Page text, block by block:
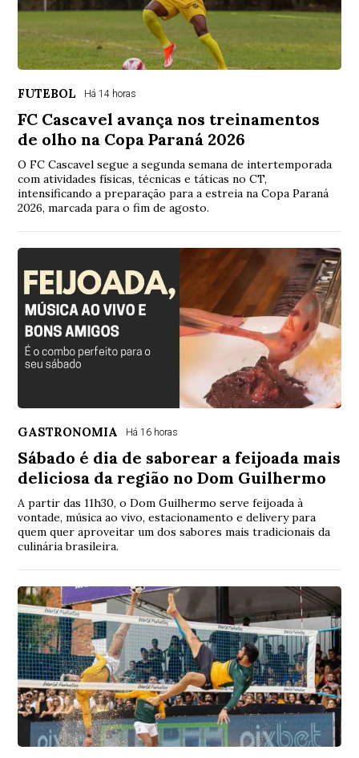
FUTEBOL Há 14 horas
FC Cascavel avança nos treinamentos
de olho na Copa Paraná 2026
O FC Cascavel segue a segunda semana de intertemporada
com atividades físicas, técnicas e táticas no CT,
intensificando a preparação para a estreia na Copa Paraná
2026, marcada para o fim de agosto.
GASTRONOMIA Há 16 horas
Sábado é dia de saborear a feijoada mais
deliciosa da região no Dom Guilhermo
A partir das 11h30, o Dom Guilhermo serve feijoada à
vontade, música ao vivo, estacionamento e delivery para
quem quer aproveitar um dos sabores mais tradicionais da
culinária brasileira.